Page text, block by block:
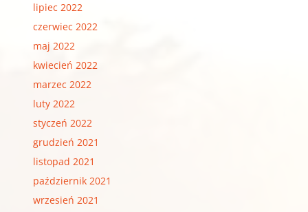
lipiec 2022
czerwiec 2022
maj 2022
kwiecień 2022
marzec 2022
luty 2022
styczeń 2022
grudzień 2021
listopad 2021
październik 2021
wrzesień 2021